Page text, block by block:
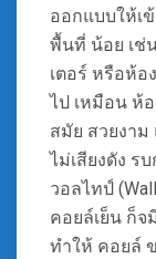
ออกแบบให้เ
พื้นที่ น้อย เช่
เตอร์ หรือห้
ไป เหมือน ห้
สมัย สวยงาม
ไม่เสียงดัง ร
วอลไทป์
คอยล์เย็น ก็
ทำให้ คอยล์